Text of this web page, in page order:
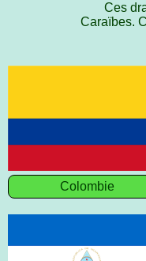
Ces
Caraïbes.
Colombie